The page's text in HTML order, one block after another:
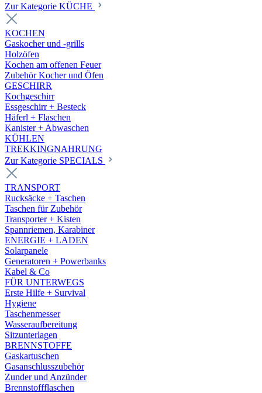
Zur Kategorie KÜCHE
KOCHEN
Gaskocher und -grills
Holzöfen
Kochen am offenen Feuer
Zubehör Kocher und Öfen
GESCHIRR
Kochgeschirr
Essgeschirr + Besteck
Häferl + Flaschen
Kanister + Abwaschen
KÜHLEN
TREKKINGNAHRUNG
Zur Kategorie SPECIALS
TRANSPORT
Rucksäcke + Taschen
Taschen für Zubehör
Transporter + Kisten
Spannriemen, Karabiner
ENERGIE + LADEN
Solarpanele
Generatoren + Powerbanks
Kabel & Co
FÜR UNTERWEGS
Erste Hilfe + Survival
Hygiene
Taschenmesser
Wasseraufbereitung
Sitzunterlagen
BRENNSTOFFE
Gaskartuschen
Gasanschlusszubehör
Zunder und Anzünder
Brennstoffflaschen